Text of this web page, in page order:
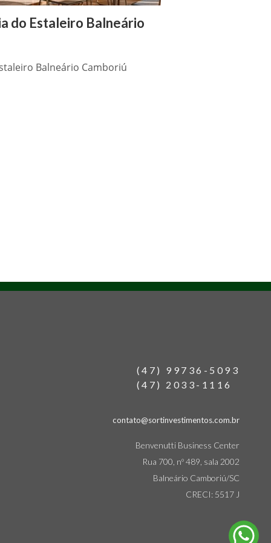
do Estaleiro Balneário
Balneário Camboriú
(47) 99736-5093
(47) 2033-1116
contato@sortinvestimentos.com.br
Benvenutti Business Center
Rua 700, nº 489, sala 2002
Balneário Camboriú/SC
CRECI: 5517 J